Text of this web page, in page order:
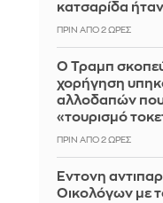
κατσαρίδα
ΠΡΙΝ ΑΠΌ 2 ΏΡΕΣ
Ο Τραμπ
χορήγηση
αλλοδαπών που
«τουρισμό
ΠΡΙΝ ΑΠΌ 2 ΏΡΕΣ
Έντονη
Οικολόγων με